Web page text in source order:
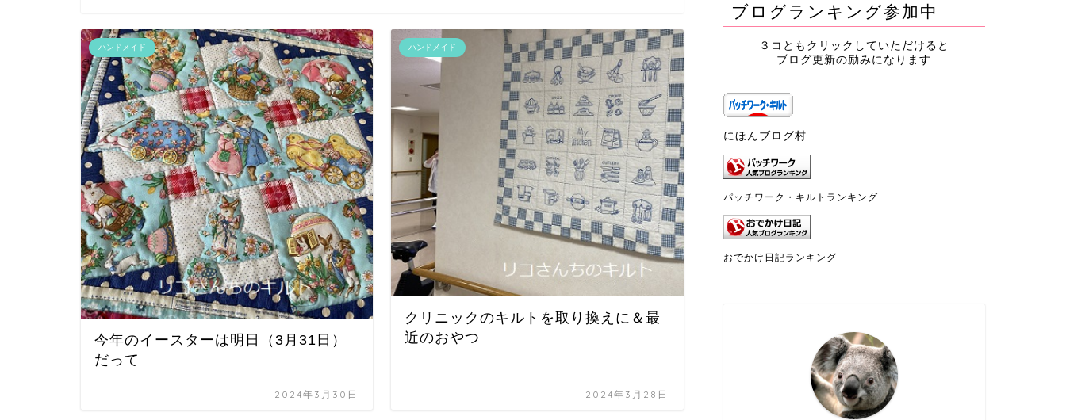
ハンドメイド
今年のイースターは明日（3月31日）
だって
2024年3月30日
ハンドメイド
クリニックのキルトを取り換えに＆最
近のおやつ
2024年3月28日
ブログランキング参加中
３コともクリックしていただけると
ブログ更新の励みになります
にほんブログ村
パッチワーク・キルトランキング
おでかけ日記ランキング